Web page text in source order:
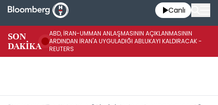
Canlı
SON
DAKİKA
ABD, İRAN-UMMAN ANLAŞMASININ AÇIKLANMASININ
ARDINDAN İRAN'A UYGULADIĞI ABLUKAYI KALDIRACAK -
REUTERS